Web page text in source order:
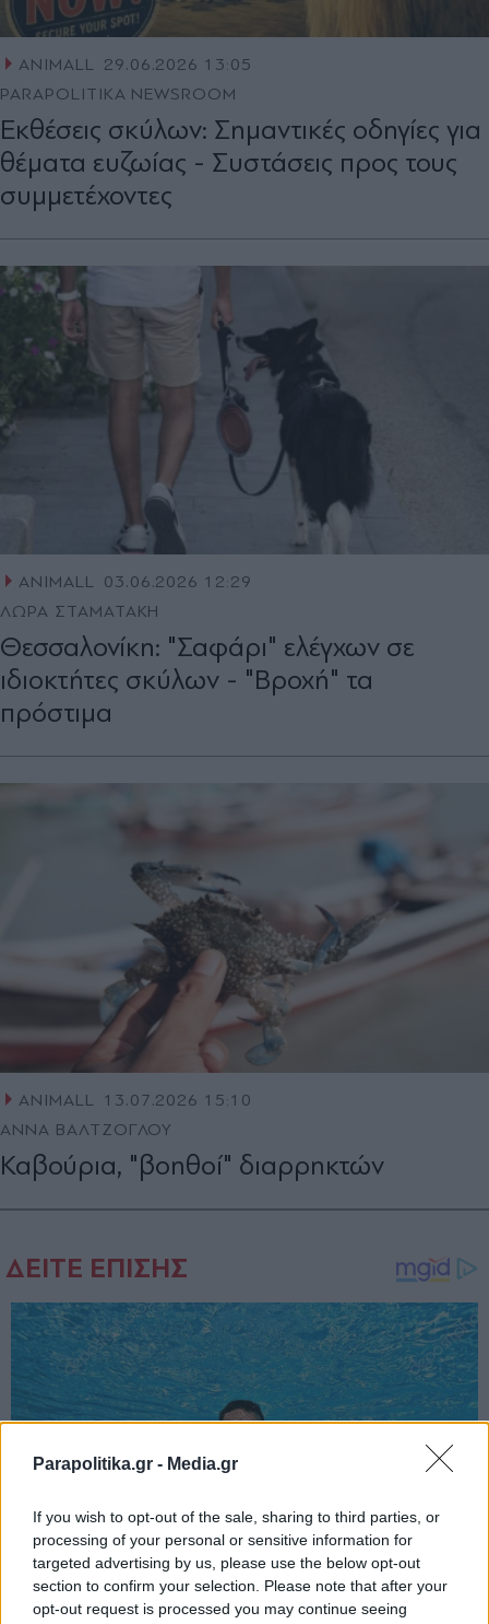
Parapolitika.gr - Media.gr
If you wish to opt-out of the sale, sharing to third parties, or
processing of your personal or sensitive information for
targeted advertising by us, please use the below opt-out
section to confirm your selection. Please note that after your
opt-out request is processed you may continue seeing
ANIMALL
29.06.2026 13:05
PARAPOLITIKA NEWSROOM
Εκθέσεις σκύλων: Σημαντικές οδηγίες για
θέματα ευζωίας - Συστάσεις προς τους
συμμετέχοντες
ANIMALL 03.06.2026 12:29
ΛΩΡΑ ΣΤΑΜΑΤΑΚΗ
Θεσσαλονίκη: "Σαφάρι" ελέγχων σε
ιδιοκτήτες σκύλων - "Βροχή" τα
πρόστιμα
ANIMALL 13.07.2026 15:10
ΑΝΝΑ ΒΑΛΤΖΟΓΛΟΥ
Καβούρια, "βοηθοί" διαρρηκτών